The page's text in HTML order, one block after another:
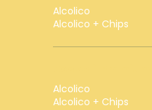
Alcolico
Alcolico + Chips
Alcolico
Alcolico + Chips